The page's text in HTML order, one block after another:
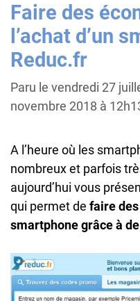
Faire des
l’achat d’un
Reduc.fr
Paru le vendredi 27
novembre 2018 à
A l’heure où les
nombreux et parfois
aujourd’hui vous
qui permet de faire des
smartphone grâce à